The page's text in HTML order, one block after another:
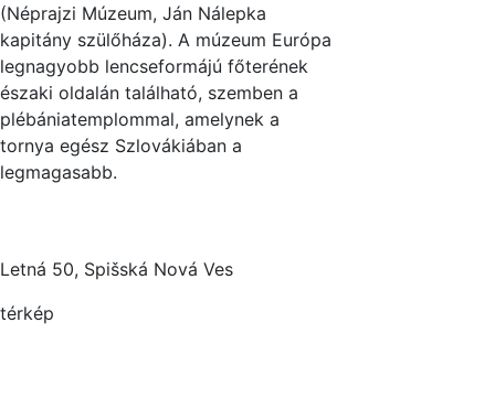
(Néprajzi Múzeum, Ján Nálepka
kapitány szülőháza). A múzeum Európa
legnagyobb lencseformájú főterének
északi oldalán található, szemben a
plébániatemplommal, amelynek a
tornya egész Szlovákiában a
legmagasabb.
Letná 50, Spišská Nová Ves
térkép